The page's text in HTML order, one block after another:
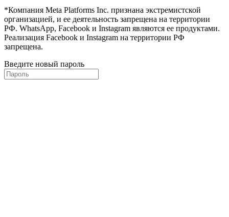
*Компания Meta Platforms Inc. признана экстремистской
организацией, и ее деятельность запрещена на территории
РФ. WhatsApp, Facebook и Instagram являются ее продуктами.
Реализация Facebook и Instagram на территории РФ
запрещена.
Введите новый пароль